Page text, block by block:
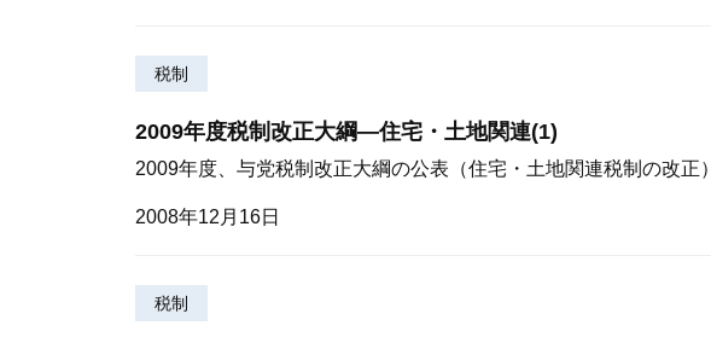
税制
2009年度税制改正大綱—住宅・土地関連(1)
2009年度、与党税制改正大綱の公表（住宅・土地関連税制の改正）
2008年12月16日
税制